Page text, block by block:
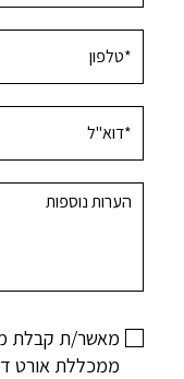
מאשר/ת קבלת
ממכללת אורט